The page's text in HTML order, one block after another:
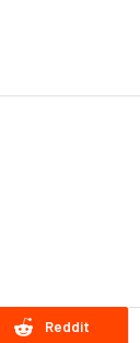
Reddit